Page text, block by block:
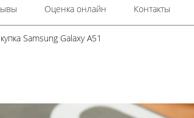
Оценка онлайн Контакты
Samsung Galaxy A51